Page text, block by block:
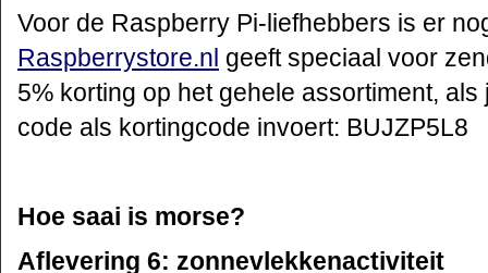
Voor de Raspberry Pi-liefhebbers is er
Raspberrystore.nl geeft speciaal voor
5% korting op het gehele assortiment,
code als kortingcode invoert: BUJZP5L8
Hoe saai is morse?
Aflevering 6: zonnevlekkenactiviteit